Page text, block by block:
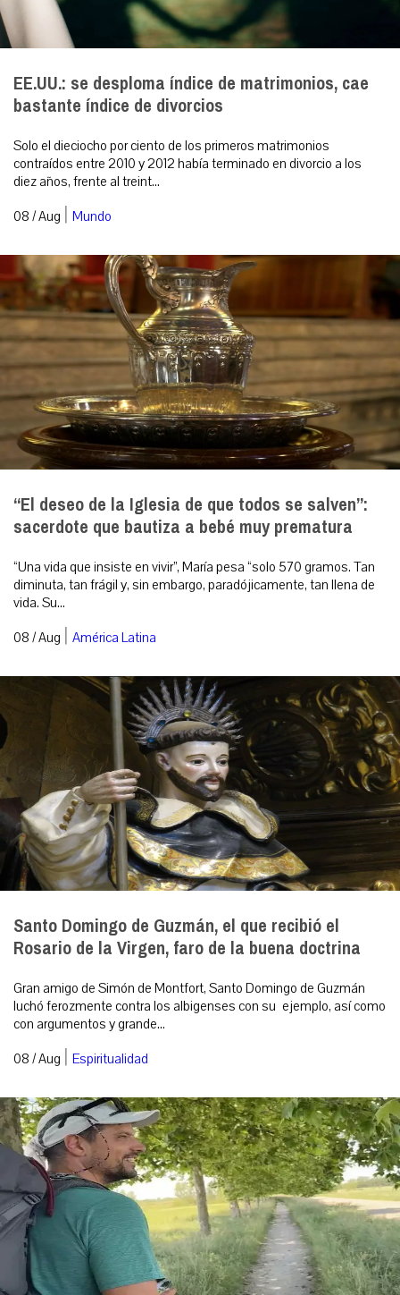
EE.UU.: se desploma índice de matrimonios, cae
bastante índice de divorcios
Solo el dieciocho por ciento de los primeros matrimonios
contraídos entre 2010 y 2012 había terminado en divorcio a los
diez años, frente al treint...
08 / Aug | Mundo
“El deseo de la Iglesia de que todos se salven”:
sacerdote que bautiza a bebé muy prematura
“Una vida que insiste en vivir”, María pesa “solo 570 gramos. Tan
diminuta, tan frágil y, sin embargo, paradójicamente, tan llena de
vida. Su...
08 / Aug | América Latina
Santo Domingo de Guzmán, el que recibió el
Rosario de la Virgen, faro de la buena doctrina
Gran amigo de Simón de Montfort, Santo Domingo de Guzmán
luchó ferozmente contra los albigenses con su ejemplo, así como
con argumentos y grande...
08 / Aug | Espiritualidad